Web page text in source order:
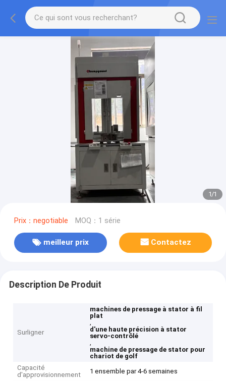
1/1
Prix：negotiable MOQ：1 série
meilleur prix Contactez
Description De Produit
Surligner
machines de pressage à stator à fil
plat
,
d'une haute précision à stator
servo-contrôlé
,
machine de pressage de stator pour
chariot de golf
Capacité
d'approvisionnement
1 ensemble par 4-6 semaines